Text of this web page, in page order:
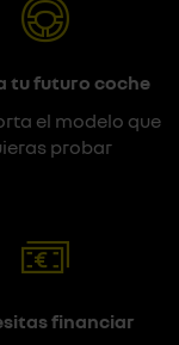
tu futuro coche
el modelo que
probar
financiar